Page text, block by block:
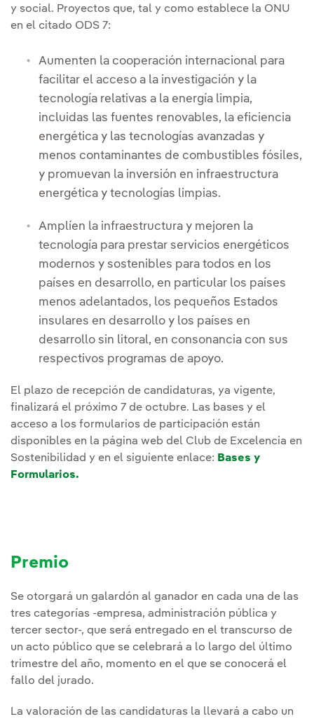
y social. Proyectos que, tal y como establece la ONU
en el citado ODS 7:
Aumenten la cooperación internacional para
facilitar el acceso a la investigación y la
tecnología relativas a la energía limpia,
incluidas las fuentes renovables, la eficiencia
energética y las tecnologías avanzadas y
menos contaminantes de combustibles fósiles,
y promuevan la inversión en infraestructura
energética y tecnologías limpias.
Amplíen la infraestructura y mejoren la
tecnología para prestar servicios energéticos
modernos y sostenibles para todos en los
países en desarrollo, en particular los países
menos adelantados, los pequeños Estados
insulares en desarrollo y los países en
desarrollo sin litoral, en consonancia con sus
respectivos programas de apoyo.
El plazo de recepción de candidaturas, ya vigente,
finalizará el próximo 7 de octubre. Las bases y el
acceso a los formularios de participación están
disponibles en la página web del Club de Excelencia en
Sostenibilidad y en el siguiente enlace: Bases y
Formularios.
Premio
Se otorgará un galardón al ganador en cada una de las
tres categorías -empresa, administración pública y
tercer sector-, que será entregado en el transcurso de
un acto público que se celebrará a lo largo del último
trimestre del año, momento en el que se conocerá el
fallo del jurado.
La valoración de las candidaturas la llevará a cabo un